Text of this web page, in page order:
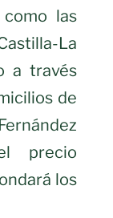
las
La
a través
de
precio
los